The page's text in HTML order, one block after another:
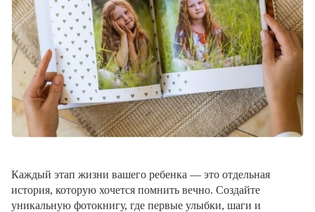
Каждый этап жизни вашего ребенка — это отдельная
история, которую хочется помнить вечно. Создайте
уникальную фотокнигу, где первые улыбки, шаги и